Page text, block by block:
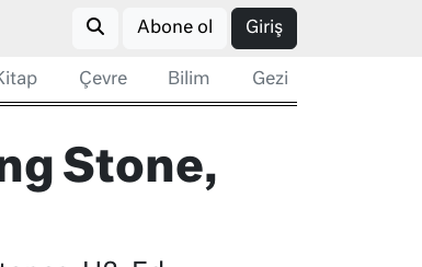
Abone ol Giriş
Çevre Bilim Gezi
Stone,